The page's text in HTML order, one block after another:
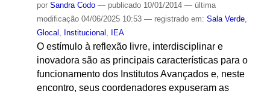
por Sandra Codo — publicado10/01/2014 — última
modificação04/06/2025 10:53 — registrado em: Sala Verde,
Glocal , Institucional , IEA
O estímulo à reflexão livre, interdisciplinar e
inovadora são as principais características para o
funcionamento dos Institutos Avançados e, neste
encontro, seus coordenadores expuseram as